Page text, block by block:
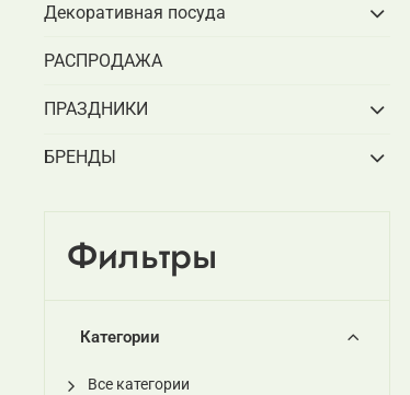
Декоративная посуда
РАСПРОДАЖА
ПРАЗДНИКИ
БРЕНДЫ
Фильтры
Категории
Все категории